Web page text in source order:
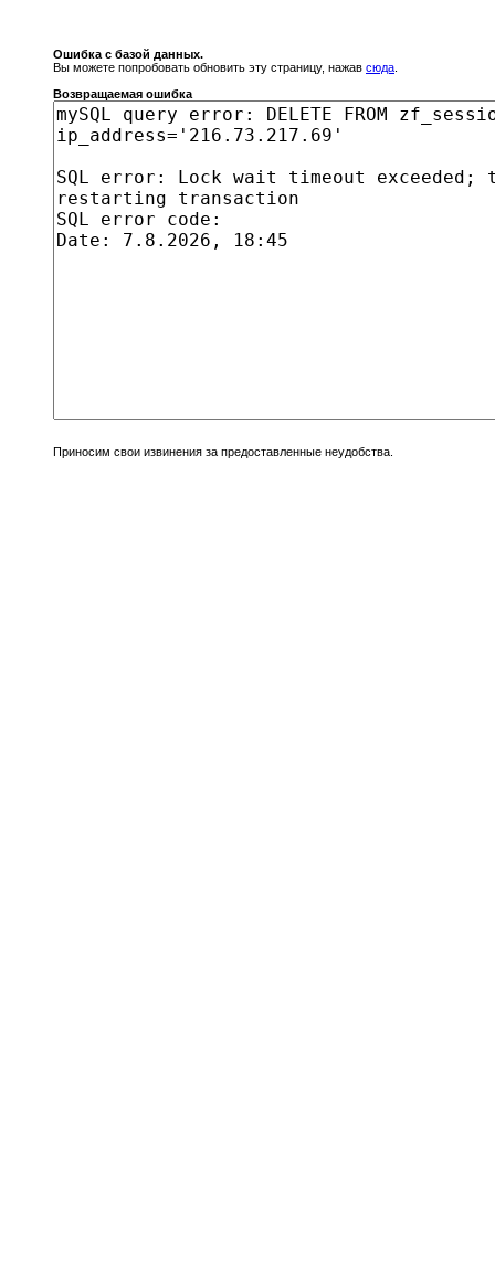
Ошибка с базой данных.
Вы можете попробовать обновить эту страницу, нажав сюда
Возвращаемая ошибка
Приносим свои извинения за предоставленные неудобства.